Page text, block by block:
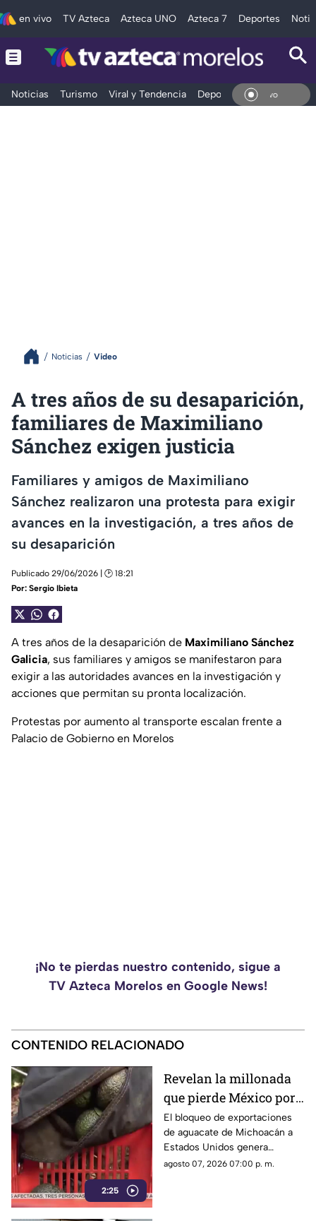
en vivo TV Azteca Azteca UNO Azteca 7 Deportes
Noticias Turismo Viral y Tendencia Deportes Espectáculos
En
Noticias Video
A tres años de su desaparición,
familiares de Maximiliano
Sánchez exigen justicia
Familiares y amigos de Maximiliano
Sánchez realizaron una protesta para exigir
avances en la investigación, a tres años de
su desaparición
Publicado 29/06/2026 | 🕑 18:21
Por: Sergio Ibieta
A tres años de la desaparición de Maximiliano Sánchez
Galicia, sus familiares y amigos se manifestaron para
exigir a las autoridades avances en la investigación y
acciones que permitan su pronta localización.
Protestas por aumento al transporte escalan frente a
Palacio de Gobierno en Morelos
¡No te pierdas nuestro contenido, sigue a
TV Azteca Morelos en Google News!
CONTENIDO RELACIONADO
2:25
Revelan la millonada
que pierde México por
el bloqueo de Estados
Unidos al aguacate de
Michoacán
El bloqueo de exportaciones
de aguacate de Michoacán a
Estados Unidos genera
pérdidas millonarias.
agosto 07, 2026 07:00 p. m.